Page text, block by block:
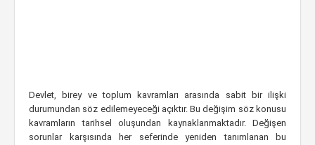
Devlet, birey ve toplum kavramları arasında sabit bir ilişki
durumundan söz edilemeyeceği açıktır. Bu değişim söz konusu
kavramların tarihsel oluşundan kaynaklanmaktadır. Değişen
sorunlar karşısında her seferinde yeniden tanımlanan bu